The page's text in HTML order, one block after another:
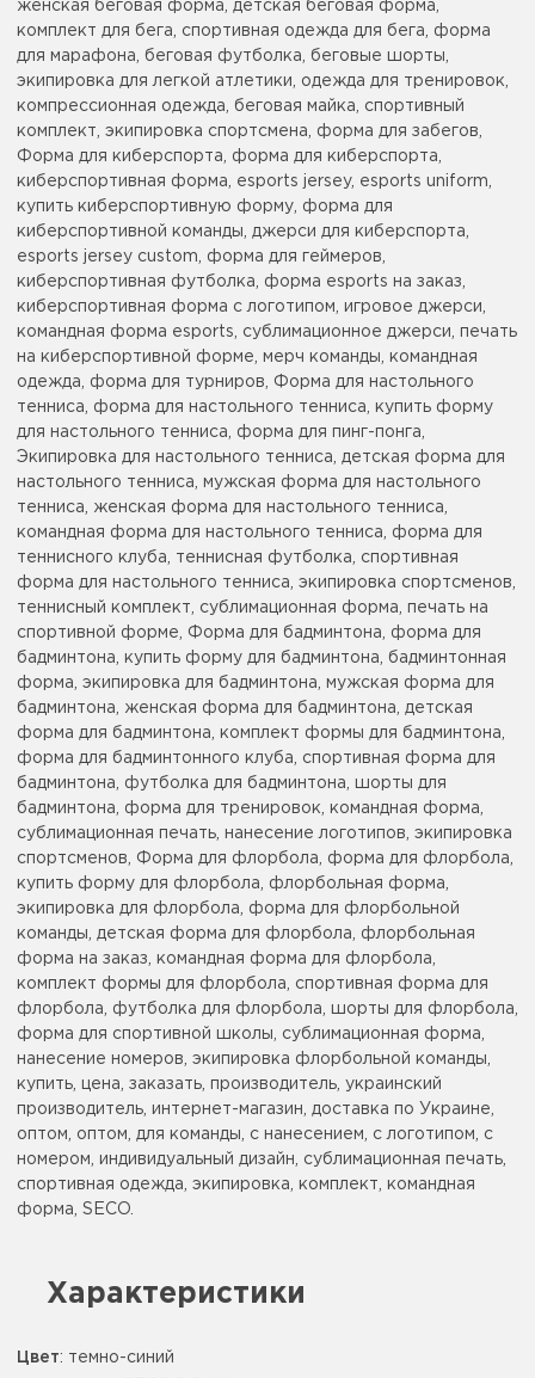
женская беговая форма, детская беговая форма,
комплект для бега, спортивная одежда для бега, форма
для марафона, беговая футболка, беговые шорты,
экипировка для легкой атлетики, одежда для тренировок,
компрессионная одежда, беговая майка, спортивный
комплект, экипировка спортсмена, форма для забегов,
Форма для киберспорта, форма для киберспорта,
киберспортивная форма, esports jersey, esports uniform,
купить киберспортивную форму, форма для
киберспортивной команды, джерси для киберспорта,
esports jersey custom, форма для геймеров,
киберспортивная футболка, форма esports на заказ,
киберспортивная форма с логотипом, игровое джерси,
командная форма esports, сублимационное джерси, печать
на киберспортивной форме, мерч команды, командная
одежда, форма для турниров, Форма для настольного
тенниса, форма для настольного тенниса, купить форму
для настольного тенниса, форма для пинг-понга,
Экипировка для настольного тенниса, детская форма для
настольного тенниса, мужская форма для настольного
тенниса, женская форма для настольного тенниса,
командная форма для настольного тенниса, форма для
теннисного клуба, теннисная футболка, спортивная
форма для настольного тенниса, экипировка спортсменов,
теннисный комплект, сублимационная форма, печать на
спортивной форме, Форма для бадминтона, форма для
бадминтона, купить форму для бадминтона, бадминтонная
форма, экипировка для бадминтона, мужская форма для
бадминтона, женская форма для бадминтона, детская
форма для бадминтона, комплект формы для бадминтона,
форма для бадминтонного клуба, спортивная форма для
бадминтона, футболка для бадминтона, шорты для
бадминтона, форма для тренировок, командная форма,
сублимационная печать, нанесение логотипов, экипировка
спортсменов, Форма для флорбола, форма для флорбола,
купить форму для флорбола, флорбольная форма,
экипировка для флорбола, форма для флорбольной
команды, детская форма для флорбола, флорбольная
форма на заказ, командная форма для флорбола,
комплект формы для флорбола, спортивная форма для
флорбола, футболка для флорбола, шорты для флорбола,
форма для спортивной школы, сублимационная форма,
нанесение номеров, экипировка флорбольной команды,
купить, цена, заказать, производитель, украинский
производитель, интернет-магазин, доставка по Украине,
оптом, оптом, для команды, с нанесением, с логотипом, с
номером, индивидуальный дизайн, сублимационная печать,
спортивная одежда, экипировка, комплект, командная
форма, SECO.
Характеристики
Цвет: темно-синий